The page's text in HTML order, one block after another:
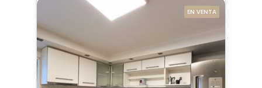
EN VENTA